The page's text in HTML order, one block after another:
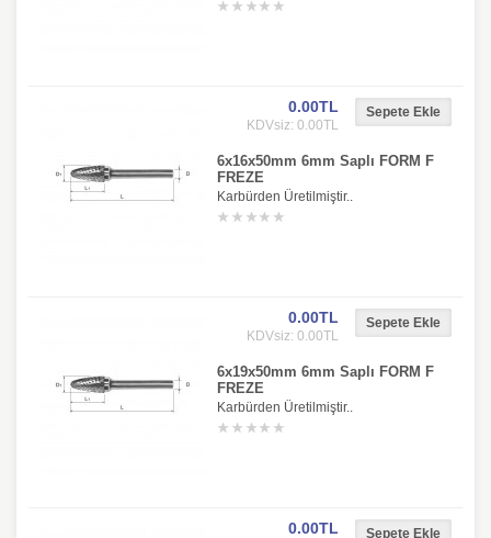
0.00TL
KDVsiz: 0.00TL
6x16x50mm 6mm Saplı FORM F
FREZE
Karbürden Üretilmiştir..
0.00TL
KDVsiz: 0.00TL
6x19x50mm 6mm Saplı FORM F
FREZE
Karbürden Üretilmiştir..
0.00TL